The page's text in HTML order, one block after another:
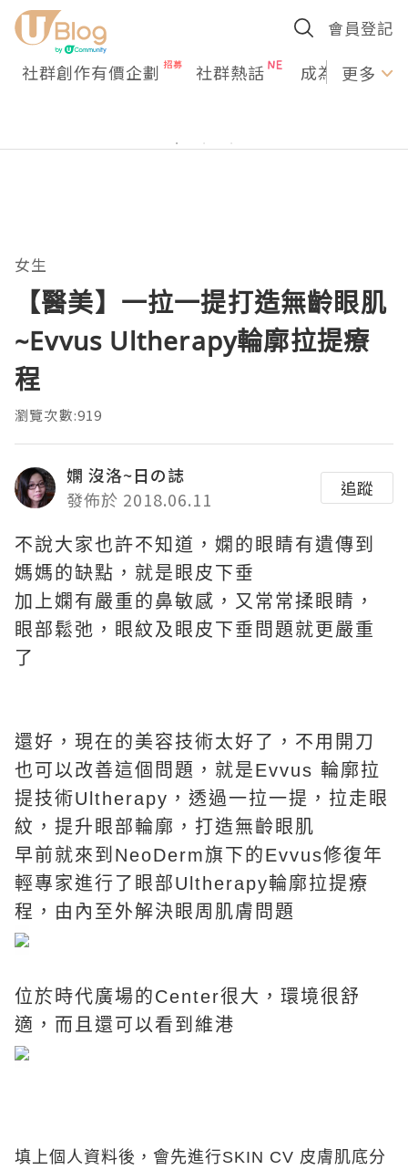
會員登記
社群創作有價企劃 社群熱話 成為U更多
女生
【醫美】一拉一提打造無齡眼肌
~Evvus Ultherapy輪廓拉提療
程
瀏覽次數:919
嫻 沒洛~日の誌
發佈於 2018.06.11
追蹤
不說大家也許不知道，嫻的眼睛有遺傳到
媽媽的缺點，就是眼皮下垂
加上嫻有嚴重的鼻敏感，又常常揉眼睛，
眼部鬆弛，眼紋及眼皮下垂問題就更嚴重
了
還好，現在的美容技術太好了，不用開刀
也可以改善這個問題，就是Evvus 輪廓拉
提技術Ultherapy，透過一拉一提，拉走眼
紋，提升眼部輪廓，打造無齡眼肌
早前就來到NeoDerm旗下的Evvus修復年
輕專家進行了眼部Ultherapy輪廓拉提療
程，由內至外解決眼周肌膚問題
位於時代廣場的Center很大，環境很舒
適，而且還可以看到維港
填上個人資料後，會先進行SKIN CV 皮膚肌底分